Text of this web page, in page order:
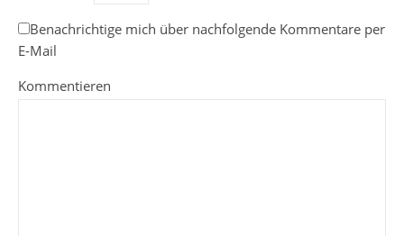
Benachrichtige mich über nachfolgende Kommentare per
E-Mail
Kommentieren